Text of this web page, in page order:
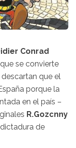
Conrad
que se convierte
que el
porque la
en el país –
R.Gozcnny
de